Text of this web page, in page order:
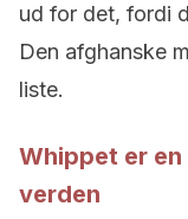
ud for det, fordi
Den afghanske
liste.
Whippet er
verden